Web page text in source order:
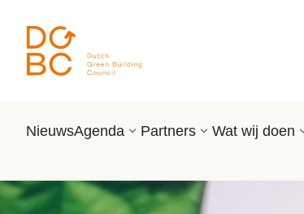
NieuwsAgenda Partners Wat wij doen